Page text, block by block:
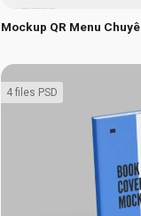
Mockup QR Menu
4 files PSD